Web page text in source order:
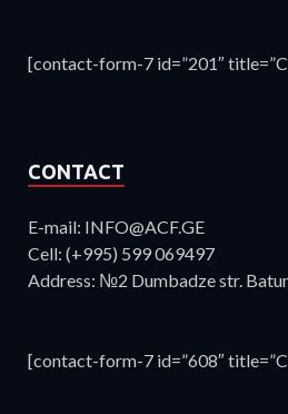
[contact-form-7 id=”201″
CONTACT
E-mail: INFO@ACF.GE
Cell: (+995) 599 069497
Address: №2 Dumbadze str.
[contact-form-7 id=”608″